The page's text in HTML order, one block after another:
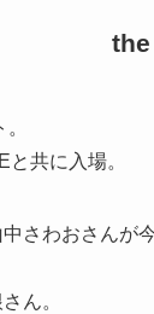
共に入場。
さわおさんが
ん。